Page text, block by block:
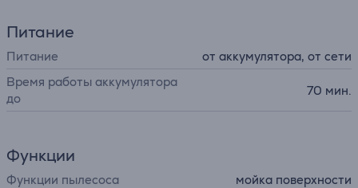
Питание
Питание
от аккумулятора, от сети
Время работы аккумулятора
до
70 мин.
Функции
Функции пылесоса мойка поверхности